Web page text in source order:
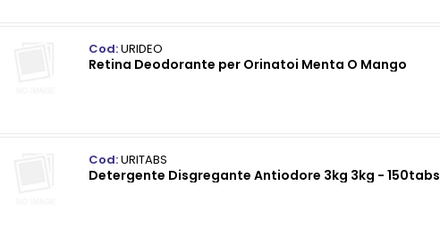
Cod:URIDEO
Retina Deodorante per Orinatoi Menta O Mango
Cod:URITABS
Detergente Disgregante Antiodore 3kg 3kg - 150tabs